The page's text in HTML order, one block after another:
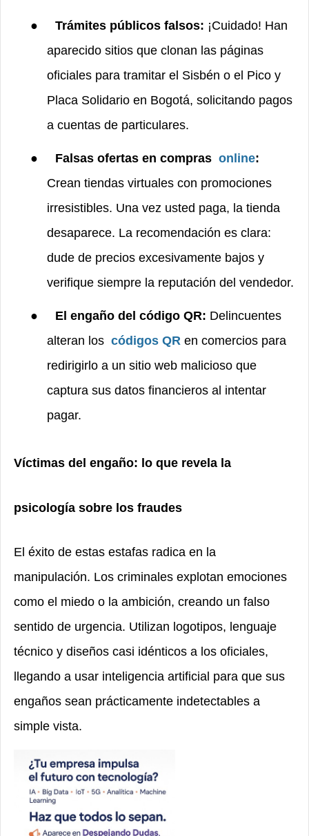
● Trámites públicos falsos: ¡Cuidado! Han
aparecido sitios que clonan las páginas
oficiales para tramitar el Sisbén o el Pico y
Placa Solidario en Bogotá, solicitando pagos
a cuentas de particulares.
● Falsas ofertas en compras online:
Crean tiendas virtuales con promociones
irresistibles. Una vez usted paga, la tienda
desaparece. La recomendación es clara:
dude de precios excesivamente bajos y
verifique siempre la reputación del vendedor.
● El engaño del código QR: Delincuentes
alteran los códigos QR en comercios para
redirigirlo a un sitio web malicioso que
captura sus datos financieros al intentar
pagar.
Víctimas del engaño: lo que revela la
psicología sobre los fraudes
El éxito de estas estafas radica en la
manipulación. Los criminales explotan emociones
como el miedo o la ambición, creando un falso
sentido de urgencia. Utilizan logotipos, lenguaje
técnico y diseños casi idénticos a los oficiales,
llegando a usar inteligencia artificial para que sus
engaños sean prácticamente indetectables a
simple vista.